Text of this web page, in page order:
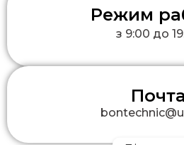
Режим
з 9:00 до
Почта